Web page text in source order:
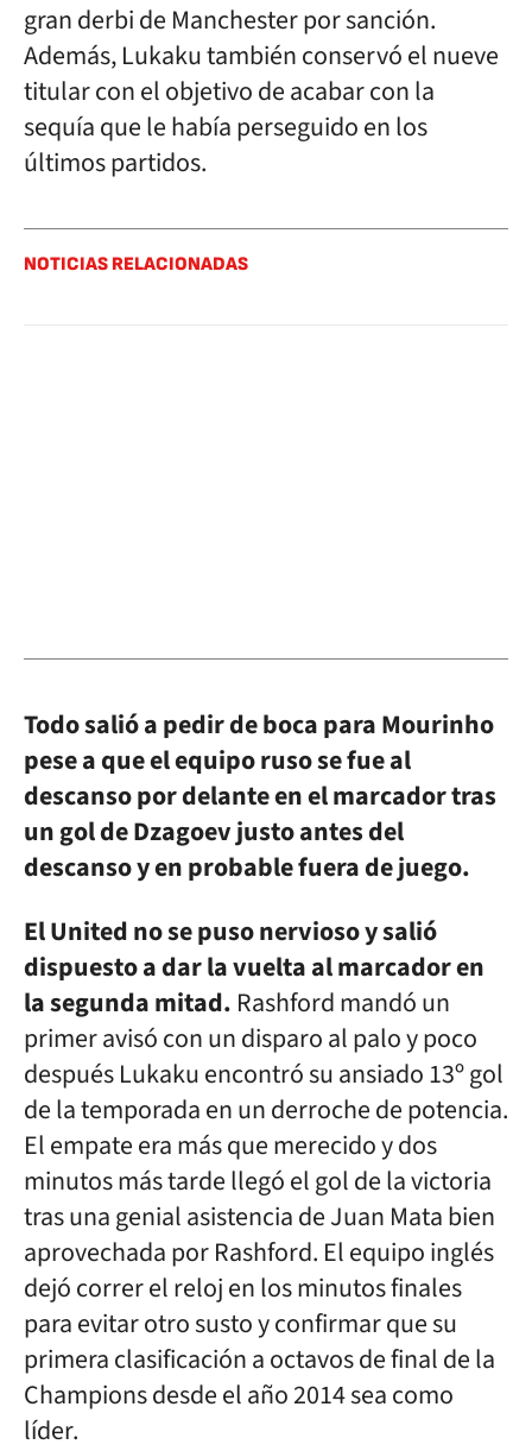
gran derbi de Manchester por sanción.
Además, Lukaku también conservó el nueve
titular con el objetivo de acabar con la
sequía que le había perseguido en los
últimos partidos.
NOTICIAS RELACIONADAS
Todo salió a pedir de boca para Mourinho
pese a que el equipo ruso se fue al
descanso por delante en el marcador tras
un gol de Dzagoev justo antes del
descanso y en probable fuera de juego.
El United no se puso nervioso y salió
dispuesto a dar la vuelta al marcador en
la segunda mitad. Rashford mandó un
primer avisó con un disparo al palo y poco
después Lukaku encontró su ansiado 13º gol
de la temporada en un derroche de potencia.
El empate era más que merecido y dos
minutos más tarde llegó el gol de la victoria
tras una genial asistencia de Juan Mata bien
aprovechada por Rashford. El equipo inglés
dejó correr el reloj en los minutos finales
para evitar otro susto y confirmar que su
primera clasificación a octavos de final de la
Champions desde el año 2014 sea como
líder.